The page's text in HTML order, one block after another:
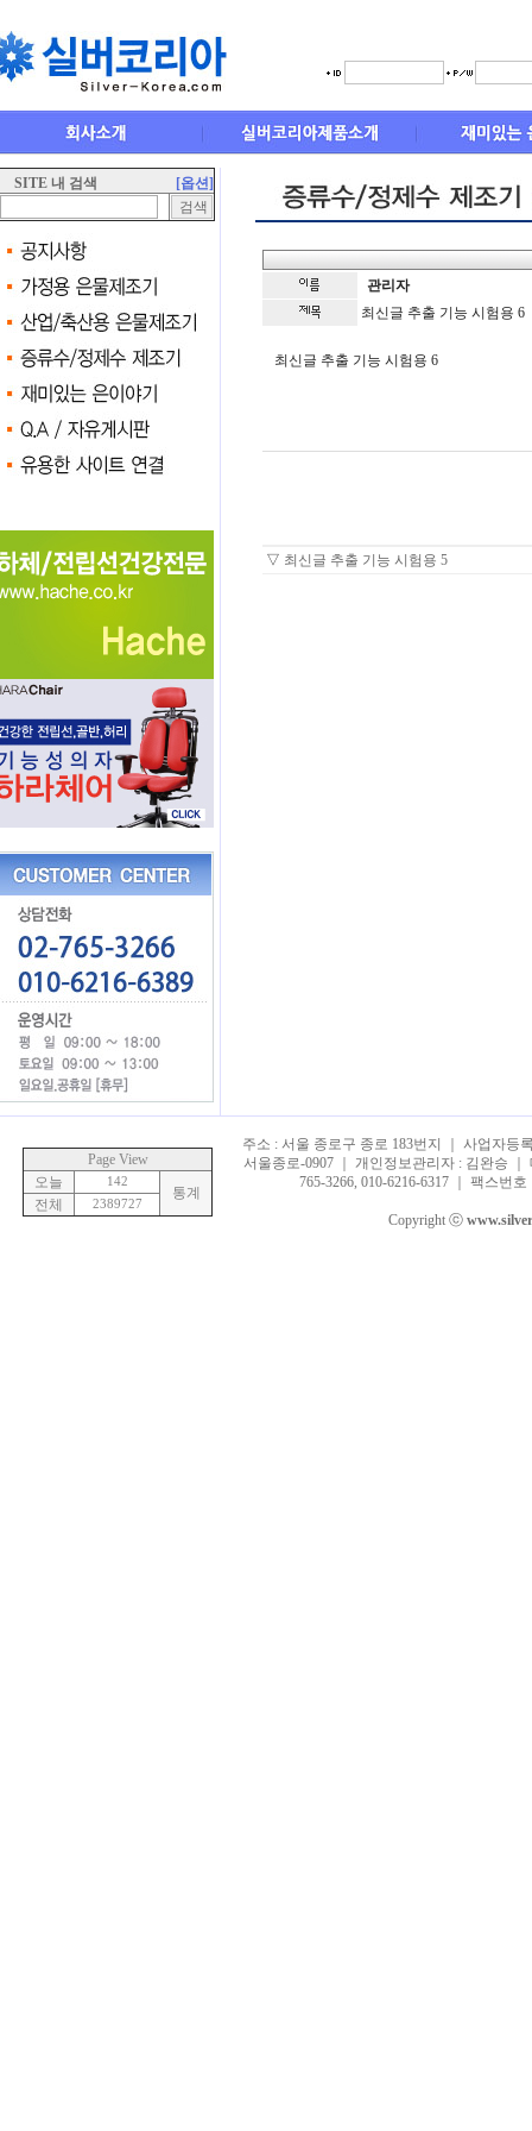
SITE 내 검색 [옵션]
관리자
최신글 추출 기능 시험용 6
최신글 추출 기능 시험용 6
▽ 최신글 추출 기능 시험용 5
Page View
오늘
142
통계
전체 2389727
주소 : 서울 종로구 종로 183번지 ｜ 사업자등
서울종로-0907 ｜ 개인정보관리자 : 김완승
765-3266, 010-6216-6317 ｜ 팩스번
Copyright ⓒ